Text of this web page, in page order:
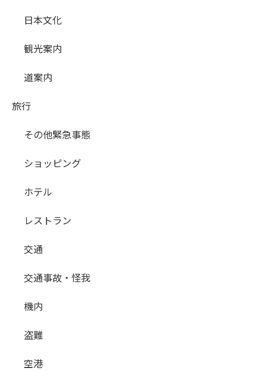
日本文化
観光案内
道案内
旅行
その他緊急事態
ショッピング
ホテル
レストラン
交通
交通事故・怪我
機内
盗難
空港